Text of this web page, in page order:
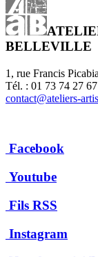
BELLEVILLE
1, rue Francis
Tél. : 01 73 74 27 67
contact@ateliers-
Facebook
Youtube
Fils RSS
Instagram